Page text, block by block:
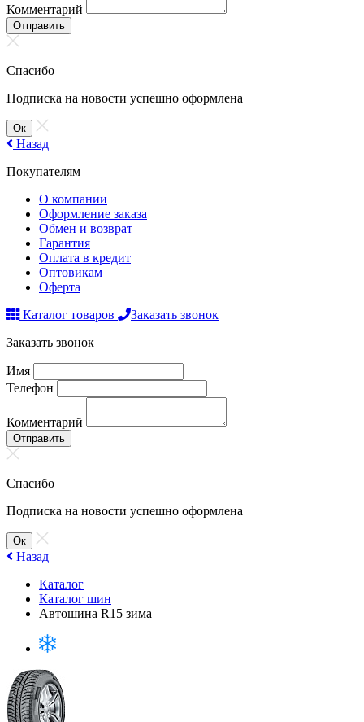
Комментарий
Отправить
Спасибо
Подписка на новости успешно оформлена
Ок
Назад
Покупателям
О компании
Оформление заказа
Обмен и возврат
Гарантия
Оплата в кредит
Оптовикам
Оферта
Каталог товаров
Заказать звонок
Заказать звонок
Имя
Телефон
Комментарий
Отправить
Спасибо
Подписка на новости успешно оформлена
Ок
Назад
Каталог
Каталог шин
Автошина R15 зима